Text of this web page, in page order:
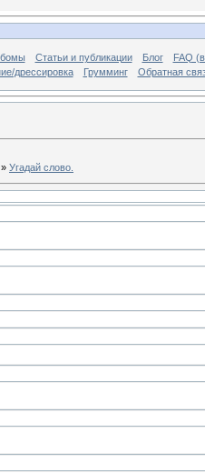
Статьи и публикации Блог
FAQ
дрессировка
Грумминг Обратная
» Угадай слово.